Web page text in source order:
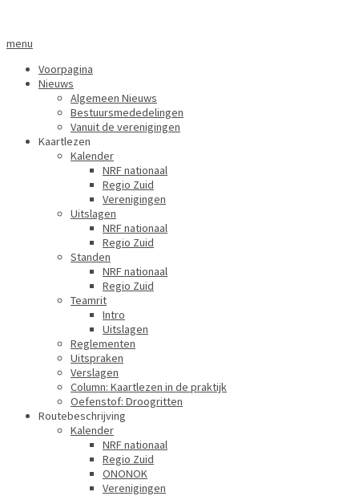
menu
Voorpagina
Nieuws
Algemeen Nieuws
Bestuursmededelingen
Vanuit de verenigingen
Kaartlezen
Kalender
NRF nationaal
Regio Zuid
Verenigingen
Uitslagen
NRF nationaal
Regio Zuid
Standen
NRF nationaal
Regio Zuid
Teamrit
Intro
Uitslagen
Reglementen
Uitspraken
Verslagen
Column: Kaartlezen in de praktijk
Oefenstof: Droogritten
Routebeschrijving
Kalender
NRF nationaal
Regio Zuid
ONONOK
Verenigingen